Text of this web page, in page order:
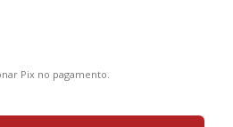
Pix no pagamento.